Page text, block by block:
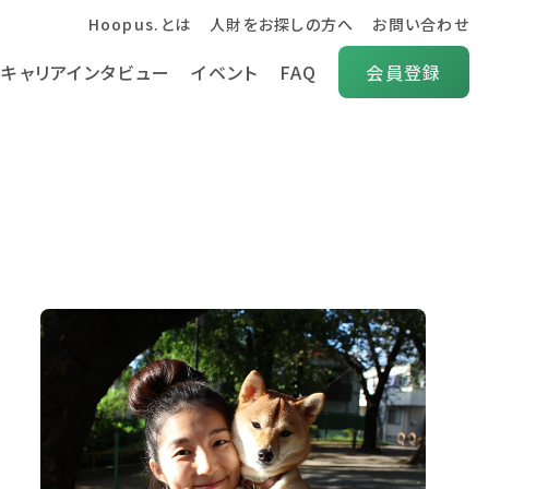
Hoopus.とは 人財をお探しの方へ お問い合わせ
キャリアインタビュー イベント FAQ 会員登録